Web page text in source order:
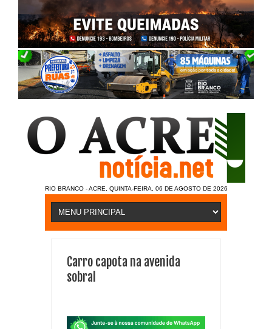
RIO BRANCO - ACRE, QUINTA-FEIRA, 06 DE AGOSTO DE 2026
Carro capota na avenida
sobral